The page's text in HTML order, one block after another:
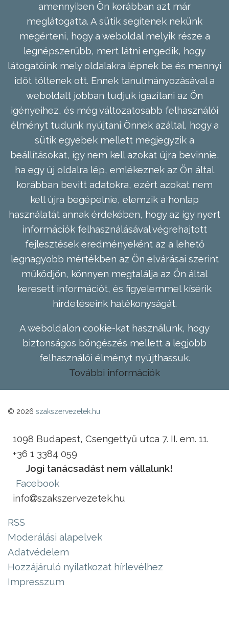
amennyiben Ön korábban azt már
meglátogatta. A sütik segítenek nekünk
megérteni, hogy a weboldal melyik része a
legnépszerűbb, mert látni engedik, hogy
látogatóink mely oldalakra lépnek be és mennyi
időt töltenek ott. Ennek tanulmányozásával a
weboldalt jobban tudjuk igazítani az Ön
igényeihez, és még változatosabb felhasználói
élményt tudunk nyújtani Önnek azáltal, hogy a
sütik egyebek mellett megjegyzik a
beállításokat, így nem kell azokat újra bevinnie,
ha egy új oldalra lép, emlékeznek az Ön által
korábban bevitt adatokra, ezért azokat nem
kell újra begépelnie, elemzik a honlap
használatát annak érdekében, hogy az így nyert
információk felhasználásával végrehajtott
fejlesztések eredményeként az a lehető
legnagyobb mértékben az Ön elvárásai szerint
működjön, könnyen megtalálja az Ön által
keresett információt, és figyelemmel kísérik
hirdetéseink hatékonyságát.
A weboldalon cookie-kat használunk, hogy
biztonságos böngészés mellett a legjobb
felhasználói élményt nyújthassuk.
További információk
© 2026 szakszervezetek.hu
1098 Budapest, Csengettyű utca 7. II. em. 11.
+36 1 3384 059
Jogi tanácsadást nem vállalunk!
Facebook
info
szakszervezetek.hu
RSS
Moderálási alapelvek
Adatvédelem
Hozzájáruló nyilatkozat hírlevélhez
Impresszum